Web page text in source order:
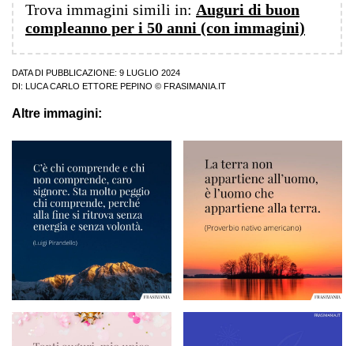
Trova immagini simili in: Auguri di buon
compleanno per i 50 anni (con immagini)
DATA DI PUBBLICAZIONE: 9 LUGLIO 2024
DI:
LUCA CARLO ETTORE PEPINO © FRASIMANIA.IT
Altre immagini: